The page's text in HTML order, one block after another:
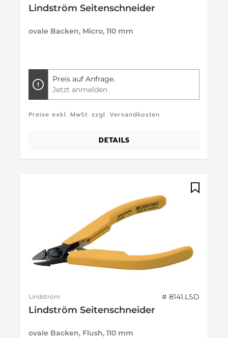
Lindström Seitenschneider
ovale Backen, Micro, 110 mm
Preis auf Anfrage.
Jetzt anmelden
Preise exkl. MwSt. zzgl. Versandkosten
DETAILS
Lindström # 8141.LSD
Lindström Seitenschneider
ovale Backen, Flush, 110 mm